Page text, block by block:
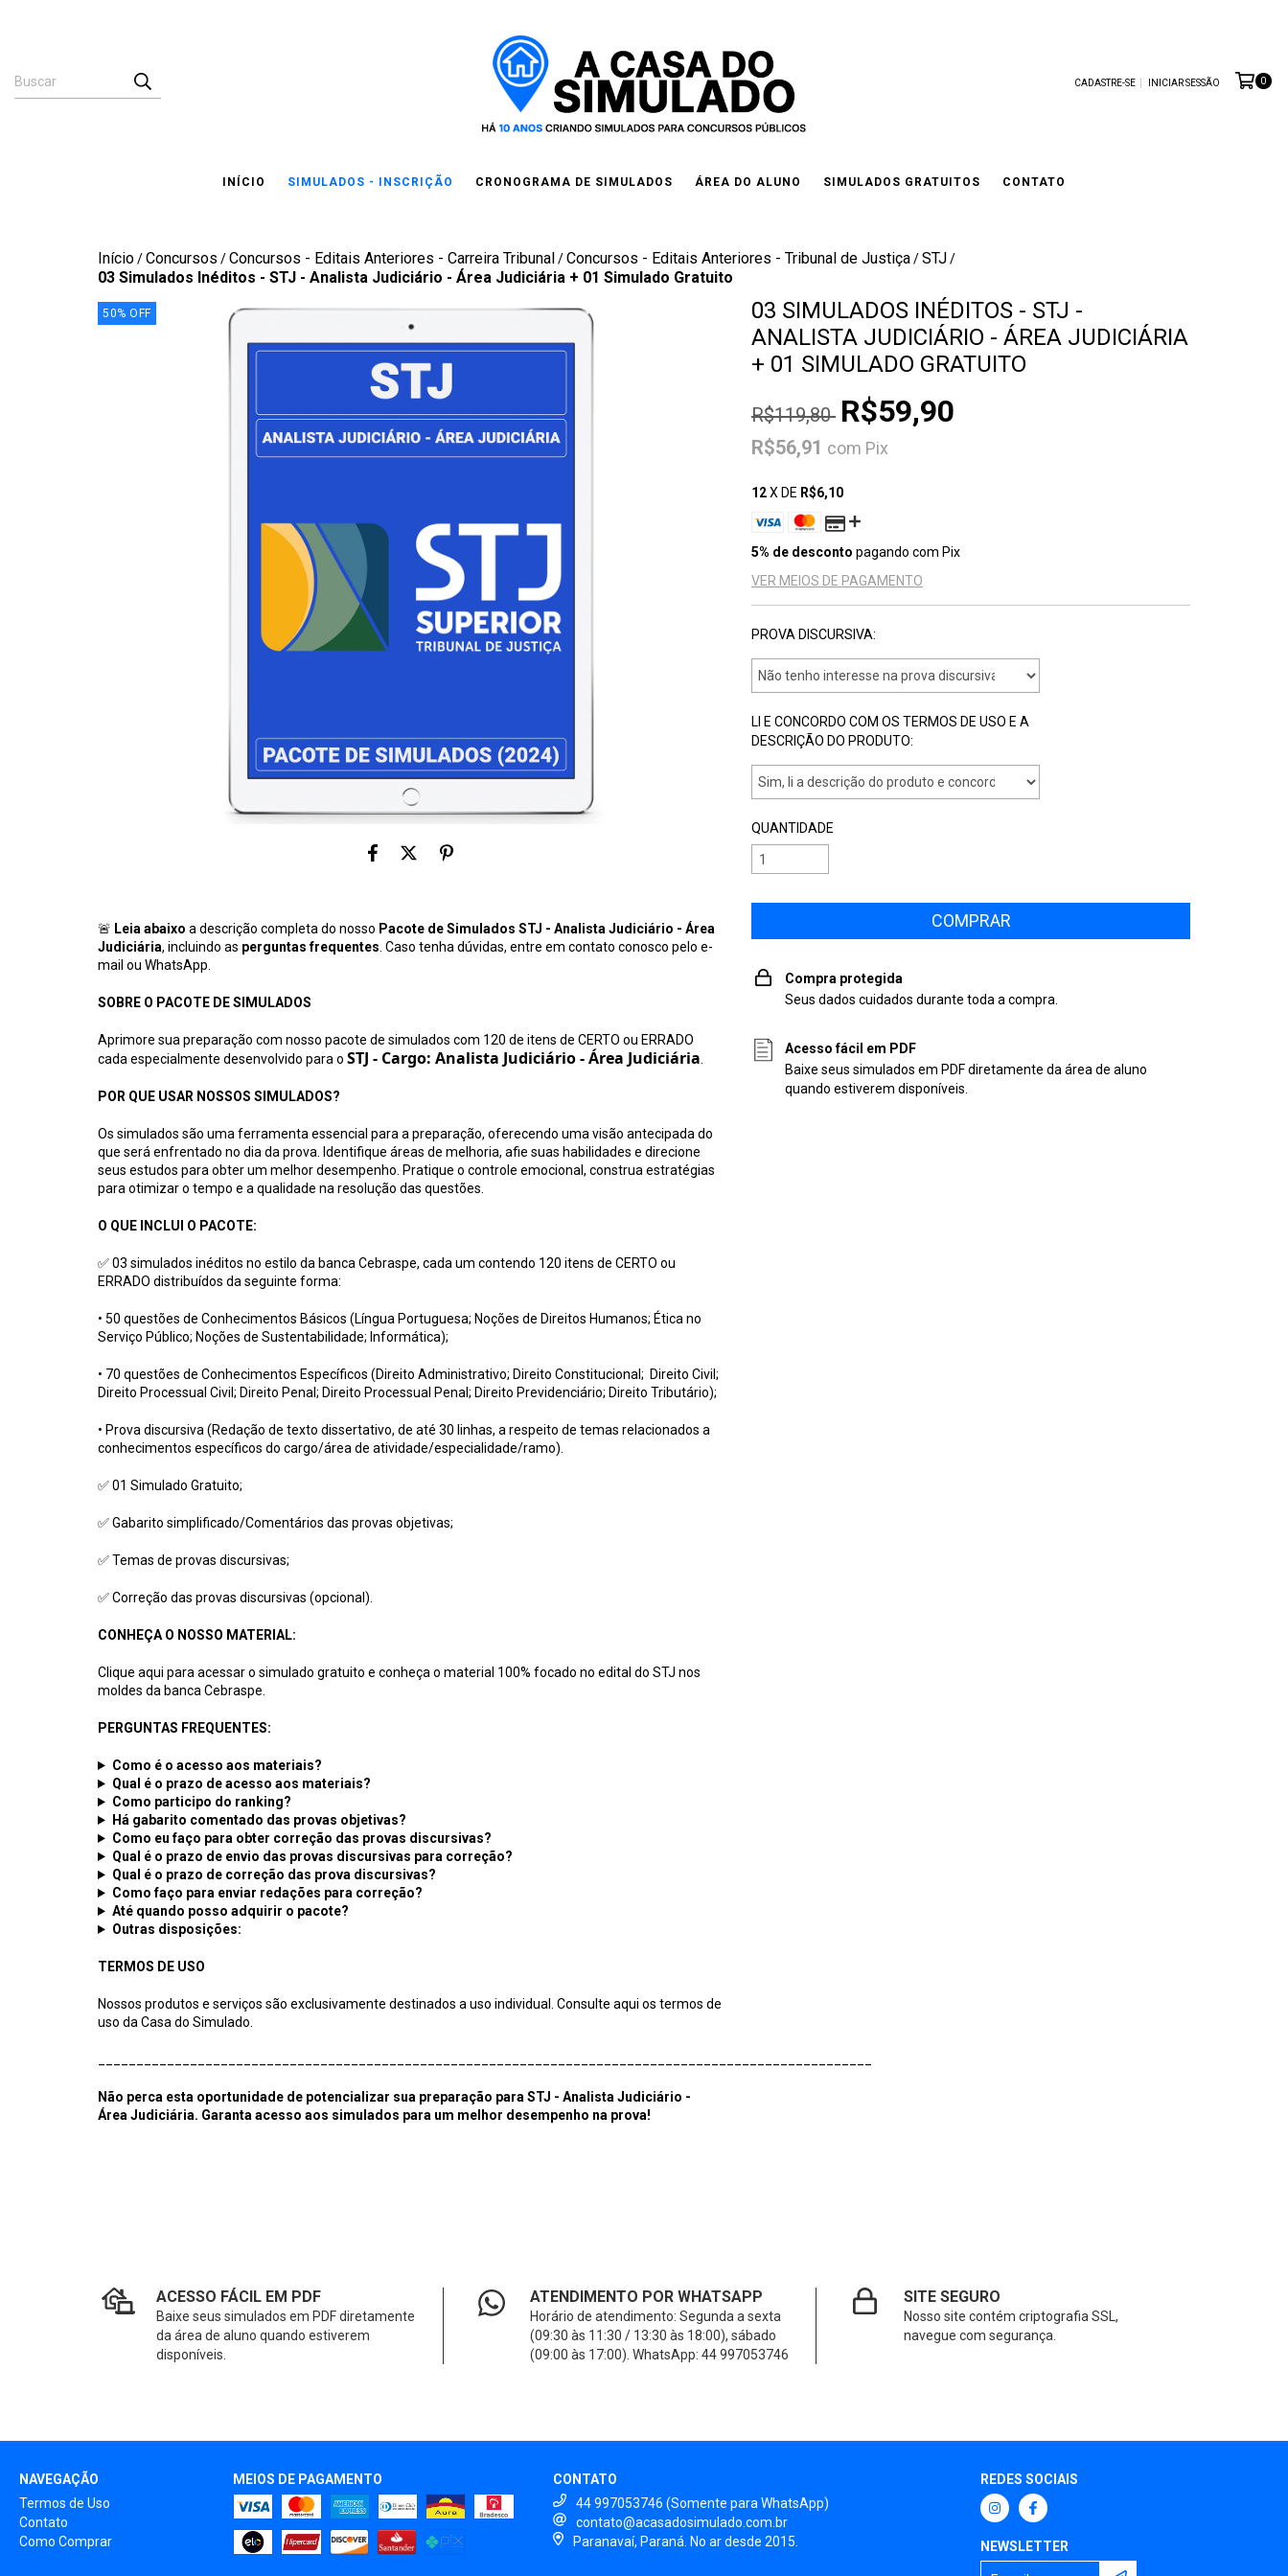
CADASTRE-SE INICIAR SESSÃO 0
INÍCIO SIMULADOS - INSCRIÇÃO CRONOGRAMA DE SIMULADOS ÁREA DO ALUNO SIMULADOS GRATUITOS CONTATO
Início/Concursos /Concursos - Editais Anteriores - Carreira Tribunal/Concursos - Editais Anteriores - Tribunal de Justiça/STJ/
03 Simulados Inéditos - STJ - Analista Judiciário - Área Judiciária + 01 Simulado Gratuito
50% OFF
🚨 Leia abaixo a descrição completa do nosso Pacote de Simulados STJ - Analista Judiciário - Área
Judiciária, incluindo as perguntas frequentes . Caso tenha dúvidas, entre em contato conosco pelo e-
mail ou WhatsApp.
SOBRE O PACOTE DE SIMULADOS
Aprimore sua preparação com nosso pacote de simulados com 120 de itens de CERTO ou ERRADO
cada especialmente desenvolvido para o STJ - Cargo: Analista Judiciário - Área Judiciária
POR QUE USAR NOSSOS SIMULADOS?
Os simulados são uma ferramenta essencial para a preparação, oferecendo uma visão antecipada do
que será enfrentado no dia da prova. Identifique áreas de melhoria, afie suas habilidades e direcione
seus estudos para obter um melhor desempenho. Pratique o controle emocional, construa estratégias
para otimizar o tempo e a qualidade na resolução das questões.
O QUE INCLUI O PACOTE:
✅ 03 simulados inéditos no estilo da banca Cebraspe, cada um contendo 120 itens de CERTO ou
ERRADO distribuídos da seguinte forma:
• 50 questões de Conhecimentos Básicos (Língua Portuguesa; Noções de Direitos Humanos; Ética no
Serviço Público; Noções de Sustentabilidade; Informática);
• 70 questões de Conhecimentos Específicos (Direito Administrativo; Direito Constitucional; Direito Civil;
Direito Processual Civil; Direito Penal; Direito Processual Penal; Direito Previdenciário; Direito Tributário);
• Prova discursiva (Redação de texto dissertativo, de até 30 linhas, a respeito de temas relacionados a
conhecimentos específicos do cargo/área de atividade/especialidade/ramo).
✅ 01 Simulado Gratuito;
✅ Gabarito simplificado/Comentários das provas objetivas;
✅ Temas de provas discursivas;
✅ Correção das provas discursivas (opcional).
CONHEÇA O NOSSO MATERIAL:
Clique aqui para acessar o simulado gratuito e conheça o material 100% focado no edital do STJ nos
moldes da banca Cebraspe.
PERGUNTAS FREQUENTES:
Como é o acesso aos materiais?
Qual é o prazo de acesso aos materiais?
Como participo do ranking?
Há gabarito comentado das provas objetivas?
Como eu faço para obter correção das provas discursivas?
Qual é o prazo de envio das provas discursivas para correção?
Qual é o prazo de correção das prova discursivas?
Como faço para enviar redações para correção?
Até quando posso adquirir o pacote?
Outras disposições:
TERMOS DE USO
Nossos produtos e serviços são exclusivamente destinados a uso individual. Consulte aqui os termos de
uso da Casa do Simulado.
Não perca esta oportunidade de potencializar sua preparação para STJ - Analista Judiciário -
Área Judiciária. Garanta acesso aos simulados para um melhor desempenho na prova!
03 SIMULADOS INÉDITOS - STJ -
ANALISTA JUDICIÁRIO - ÁREA JUDICIÁRIA
+ 01 SIMULADO GRATUITO
R$119,80 R$59,90
R$56,91 com Pix
12X DE R$6,10
5% de desconto pagando com Pix
VER MEIOS DE PAGAMENTO
PROVA DISCURSIVA:
LI E CONCORDO COM OS TERMOS DE USO E A
DESCRIÇÃO DO PRODUTO:
QUANTIDADE
Compra protegida
Seus dados cuidados durante toda a compra.
Acesso fácil em PDF
Baixe seus simulados em PDF diretamente da área de aluno
quando estiverem disponíveis.
ACESSO FÁCIL EM PDF
Baixe seus simulados em PDF diretamente
da área de aluno quando estiverem
disponíveis.
ATENDIMENTO POR WHATSAPP
Horário de atendimento: Segunda a sexta
(09:30 às 11:30 / 13:30 às 18:00), sábado
(09:00 às 17:00). WhatsApp: 44 997053746
SITE SEGURO
Nosso site contém criptografia SSL,
navegue com segurança.
NAVEGAÇÃO
Termos de Uso
Contato
Como Comprar
MEIOS DE PAGAMENTO
CONTATO
44 997053746 (Somente para WhatsApp)
contato@acasadosimulado.com.br
Paranavaí, Paraná. No ar desde 2015.
REDES SOCIAIS
NEWSLETTER